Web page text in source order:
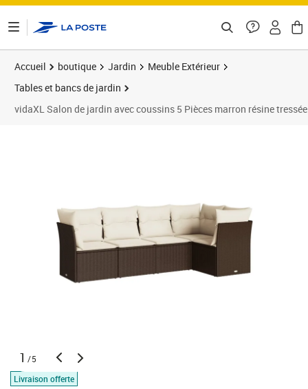
Accueil boutique Jardin
Meuble Extérieur
Tables et bancs de jardin
vidaXL Salon de jardin avec coussins 5 Pièces marron résine tressée
1 /5
Livraison offerte